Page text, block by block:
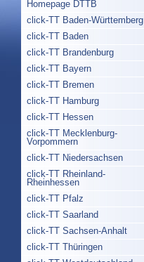
Homepage DTTB
click-TT Baden-Württemberg
click-TT Baden
click-TT Brandenburg
click-TT Bayern
click-TT Bremen
click-TT Hamburg
click-TT Hessen
click-TT Mecklenburg-
Vorpommern
click-TT Niedersachsen
click-TT Rheinland-
Rheinhessen
click-TT Pfalz
click-TT Saarland
click-TT Sachsen-Anhalt
click-TT Thüringen